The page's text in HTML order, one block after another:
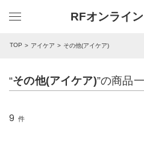
RFオンライ
TOP アイケア その他(アイケア)
“その他(アイケア)”の商品
9 件